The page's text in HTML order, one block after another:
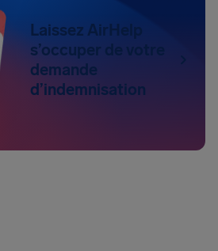
Laissez AirHelp
s’occuper de votre
demande
d’indemnisation